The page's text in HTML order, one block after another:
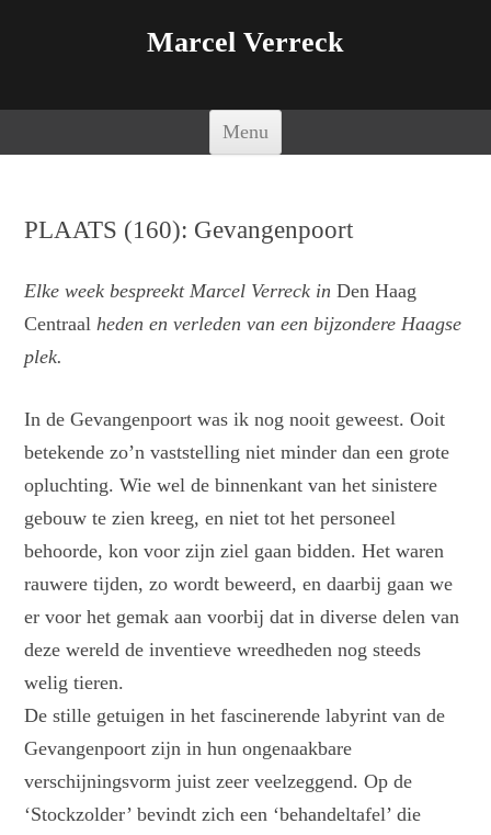
Marcel Verreck
Menu
PLAATS (160): Gevangenpoort
Elke week bespreekt Marcel Verreck in Den Haag
Centraal heden en verleden van een bijzondere Haagse
plek.
In de Gevangenpoort was ik nog nooit geweest. Ooit
betekende zo’n vaststelling niet minder dan een grote
opluchting. Wie wel de binnenkant van het sinistere
gebouw te zien kreeg, en niet tot het personeel
behoorde, kon voor zijn ziel gaan bidden. Het waren
rauwere tijden, zo wordt beweerd, en daarbij gaan we
er voor het gemak aan voorbij dat in diverse delen van
deze wereld de inventieve wreedheden nog steeds
welig tieren.
De stille getuigen in het fascinerende labyrint van de
Gevangenpoort zijn in hun ongenaakbare
verschijningsvorm juist zeer veelzeggend. Op de
‘Stockzolder’ bevindt zich een ‘behandeltafel’ die